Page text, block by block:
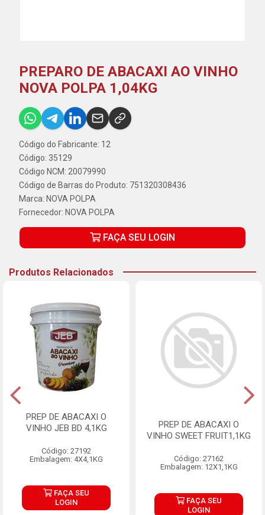
PREPARO DE ABACAXI AO VINHO
NOVA POLPA 1,04KG
Código do Fabricante: 12
Código: 35129
Código NCM: 20079990
Código de Barras do Produto: 751320308436
Marca: NOVA POLPA
Fornecedor: NOVA POLPA
FAÇA SEU LOGIN
Produtos Relacionados
PREP DE ABACAXI O
VINHO JEB BD 4,1KG
Código: 27192
Embalagem: 4X4,1KG
FAÇA SEU
LOGIN
PREP DE ABACAXI O
VINHO SWEET FRUIT1,1KG
Código: 27162
Embalagem: 12X1,1KG
FAÇA SEU
LOGIN